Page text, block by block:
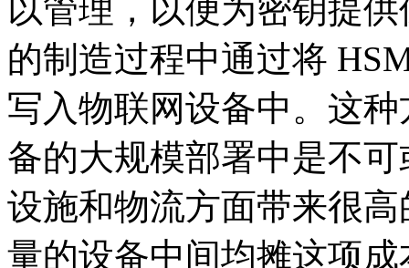
以管理，以便为密钥提
的制造过程中通过将
写入物联网设备中。这
备的大规模部署中是不
设施和物流方面带来很
量的设备中间均摊这项